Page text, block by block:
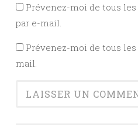
Prévenez-moi de tous
par e-mail.
Prévenez-moi de tous
mail.